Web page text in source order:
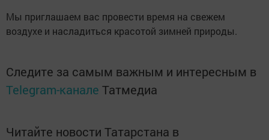
Мы приглашаем вас провести время на свежем
воздухе и насладиться красотой зимней природы.
Следите за самым важным и интересным в
Telegram-канале Татмедиа
Читайте новости Татарстана в